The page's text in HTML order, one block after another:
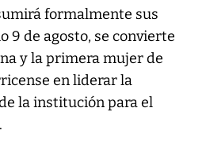
formalmente sus
9 de agosto, se convierte
y la primera mujer de
en liderar la
la institución para el